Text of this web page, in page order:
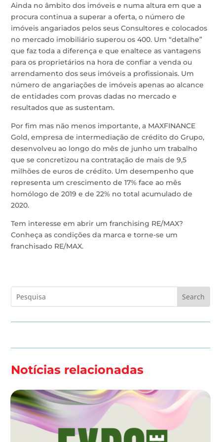
Ainda no âmbito dos imóveis e numa altura em que a
procura continua a superar a oferta, o número de
imóveis angariados pelos seus Consultores e colocados
no mercado imobiliário superou os 400. Um “detalhe”
que faz toda a diferença e que enaltece as vantagens
para os proprietários na hora de confiar a venda ou
arrendamento dos seus imóveis a profissionais. Um
número de angariações de imóveis apenas ao alcance
de entidades com provas dadas no mercado e
resultados que as sustentam.
Por fim mas não menos importante, a MAXFINANCE
Gold, empresa de intermediação de crédito do Grupo,
desenvolveu ao longo do mês de junho um trabalho
que se concretizou na contratação de mais de 9,5
milhões de euros de crédito. Um desempenho que
representa um crescimento de 17% face ao mês
homólogo de 2019 e de 22% no total acumulado de
2020.
Tem interesse em abrir um franchising RE/MAX?
Conheça as condições da marca e torne-se um
franchisado RE/MAX.
Notícias relacionadas